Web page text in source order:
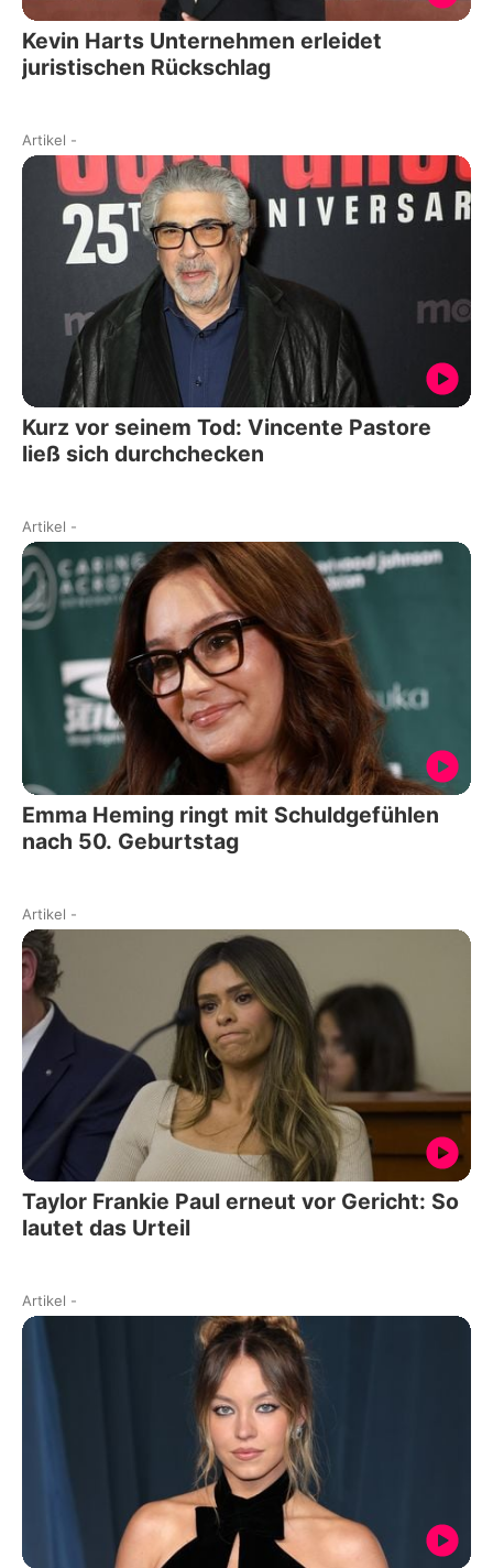
Kevin Harts Unternehmen erleidet
juristischen Rückschlag
Artikel -
Kurz vor seinem Tod: Vincente Pastore
ließ sich durchchecken
Artikel -
Emma Heming ringt mit Schuldgefühlen
nach 50. Geburtstag
Artikel -
Taylor Frankie Paul erneut vor Gericht: So
lautet das Urteil
Artikel -